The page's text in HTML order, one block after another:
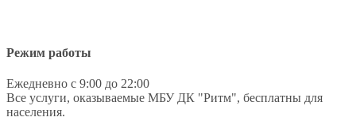
Режим работы
Ежедневно с 9:00 до 22:00
Все услуги, оказываемые МБУ ДК "Ритм", бесплатны для
населения.